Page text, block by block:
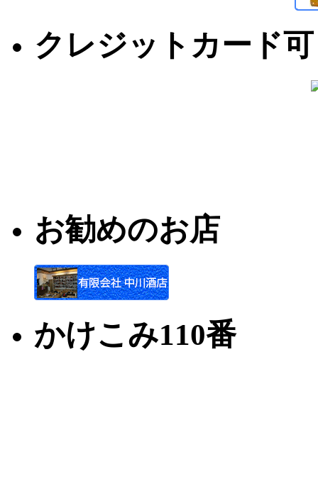
クレジットカード可
お勧めのお店
かけこみ110番